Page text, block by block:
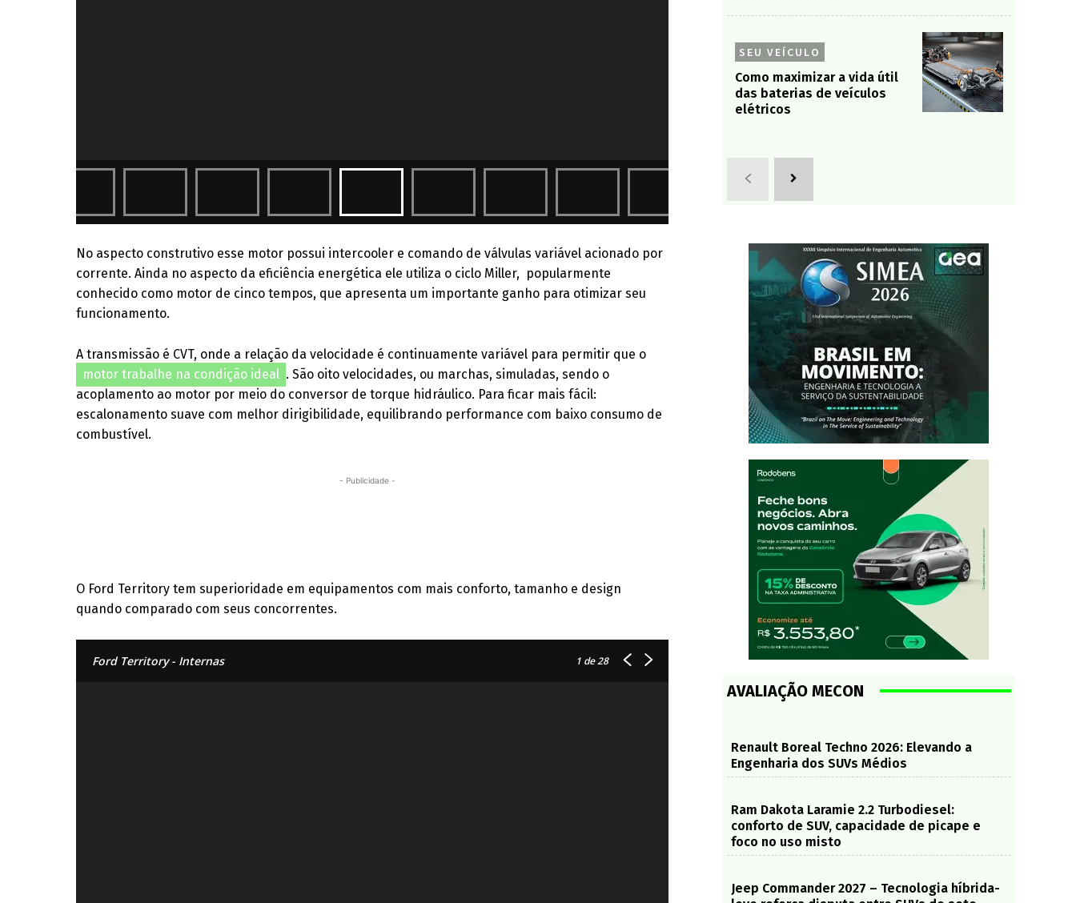
No aspecto construtivo esse motor possui intercooler e comando de válvulas variável acionado por
corrente. Ainda no aspecto da eficiência energética ele utiliza o ciclo Miller, popularmente
conhecido como motor de cinco tempos, que apresenta um importante ganho para otimizar seu
funcionamento.
A transmissão é CVT, onde a relação da velocidade é continuamente variável para permitir que o
motor trabalhe na condição ideal . São oito velocidades, ou marchas, simuladas, sendo o
acoplamento ao motor por meio do conversor de torque hidráulico. Para ficar mais fácil:
escalonamento suave com melhor dirigibilidade, equilibrando performance com baixo consumo de
combustível.
- Publicidade -
O Ford Territory tem superioridade em equipamentos com mais conforto, tamanho e design
quando comparado com seus concorrentes.
Ford Territory - Internas 1 de 28
SEU VEÍCULO
Como maximizar a vida útil
das baterias de veículos
elétricos
AVALIAÇÃO MECON
Renault Boreal Techno 2026: Elevando a
Engenharia dos SUVs Médios
Ram Dakota Laramie 2.2 Turbodiesel:
conforto de SUV, capacidade de picape e
foco no uso misto
Jeep Commander 2027 – Tecnologia híbrida-